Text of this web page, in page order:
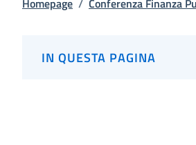
Homepage / Conferenza Finanza
IN QUESTA PAGINA